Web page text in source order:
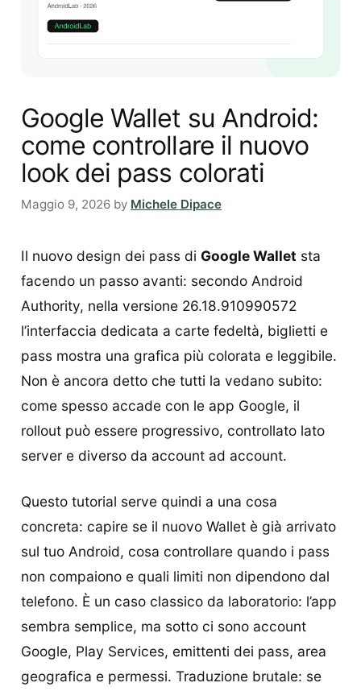
Google Wallet su Android:
come controllare il nuovo
look dei pass colorati
Maggio 9, 2026 by Michele Dipace
Il nuovo design dei pass di Google Wallet sta
facendo un passo avanti: secondo Android
Authority, nella versione 26.18.910990572
l’interfaccia dedicata a carte fedeltà, biglietti e
pass mostra una grafica più colorata e leggibile.
Non è ancora detto che tutti la vedano subito:
come spesso accade con le app Google, il
rollout può essere progressivo, controllato lato
server e diverso da account ad account.
Questo tutorial serve quindi a una cosa
concreta: capire se il nuovo Wallet è già arrivato
sul tuo Android, cosa controllare quando i pass
non compaiono e quali limiti non dipendono dal
telefono. È un caso classico da laboratorio: l’app
sembra semplice, ma sotto ci sono account
Google, Play Services, emittenti dei pass, area
geografica e permessi. Traduzione brutale: se